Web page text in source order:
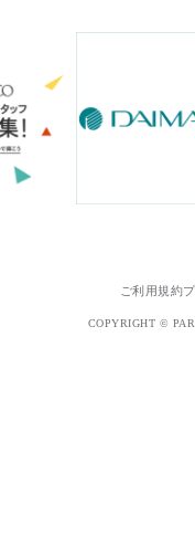
ご利用規約
COPYRIGHT ©